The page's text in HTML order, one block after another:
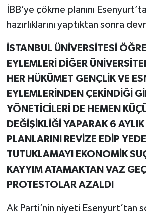
İBB’ye çökme planını
hazırlıklarını yaptıktan sonra
İSTANBUL ÜNİVERSİTESİ
EYLEMLERİ DİĞER
HER HÜKÜMET GENÇLİK VE
EYLEMLERİNDEN ÇEKİNDİĞİ
YÖNETİCİLERİ DE HEMEN
DEĞİŞİKLİĞİ YAPARAK 6
PLANLARINI REVİZE EDİP
TUTUKLAMAYI EKONOMİK
KAYYIM ATAMAKTAN VAZ
PROTESTOLAR AZALDI
Ak Parti’nin niyeti Esenyurt’tan